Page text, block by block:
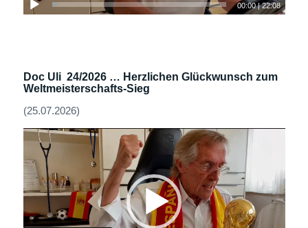
00:00|22:08
Doc Uli 24/2026 … Herzlichen Glückwunsch zum
Weltmeisterschafts-Sieg
(25.07.2026)